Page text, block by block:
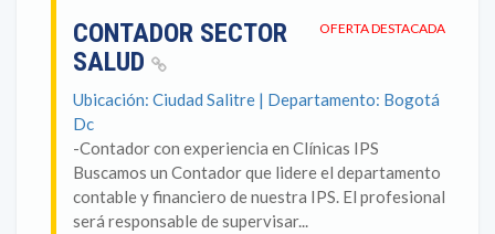
OFERTA DESTACADA
CONTADOR SECTOR
SALUD
Ubicación: Ciudad Salitre | Departamento: Bogotá
Dc
-Contador con experiencia en Clínicas IPS
Buscamos un Contador que lidere el departamento
contable y financiero de nuestra IPS. El profesional
será responsable de supervisar...